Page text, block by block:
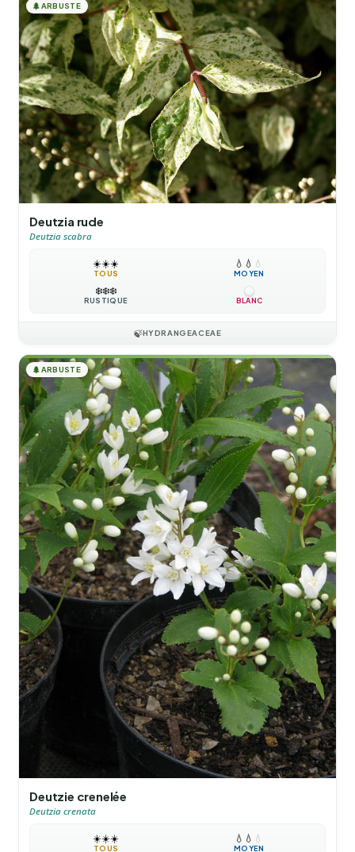
🌲ARBUSTE
Deutzia rude
Deutzia scabra
☀️☀️☀️
TOUS
💧 💧 💧
MOYEN
❄️❄️❄️
RUSTIQUE BLANC
🍃HYDRANGEACEAE
🌲ARBUSTE
Deutzie crenelée
Deutzia crenata
☀️☀️☀️
TOUS
💧 💧 💧
MOYEN